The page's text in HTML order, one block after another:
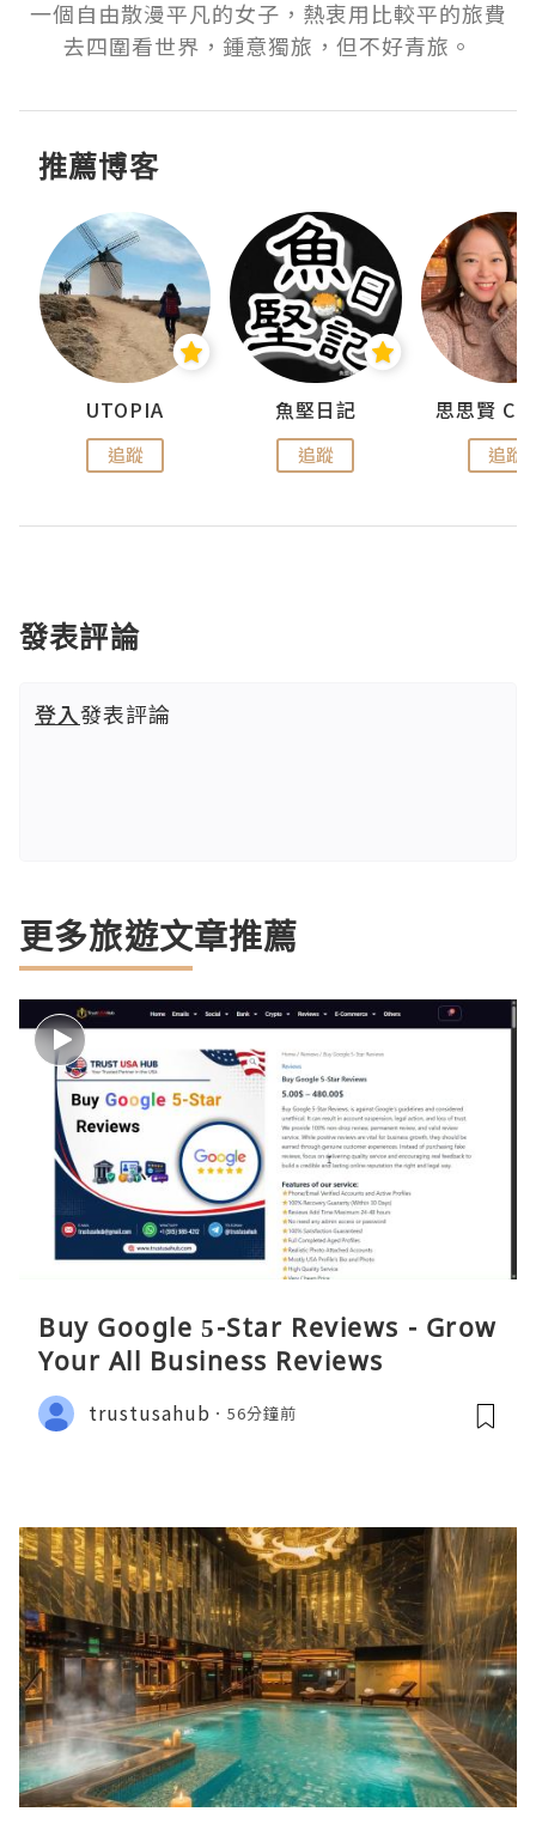
一個自由散漫平凡的女子，熱衷用比較平的旅費
去四圍看世界，鍾意獨旅，但不好青旅。
推薦博客
UTOPIA
追蹤
魚堅日記
追蹤 追蹤
發表評論
登入發表評論
更多旅遊文章推薦
Buy Google 5-Star Reviews - Grow
Your All Business Reviews
trustusahub 56分鐘前